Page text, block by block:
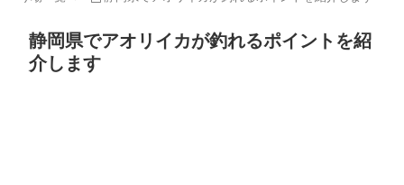
静岡県でアオリイカが釣れるポイントを紹
介します